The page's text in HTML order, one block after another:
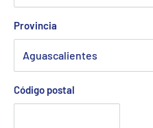
Provincia
Código postal